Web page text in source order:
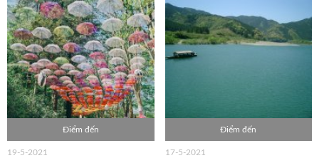
Điểm đến
19-5-2021
Điểm đến
17-5-2021